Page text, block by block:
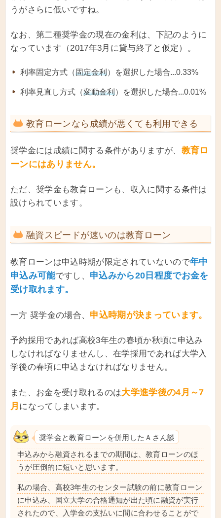
うがさらに低いですね。
なお、第二種奨学金の現在の金利は、下記のように
なっています（2017年3月に貸与終了と仮定）。
利率固定方式（固定金利）を選択した場合...0.33%
利率見直し方式（変動金利）を選択した場合...0.01%
教育ローンなら成績が悪くても利用できる
奨学金には成績に関する条件がありますが、 教育ロ
ーンにはありません。
ただ、奨学金も教育ローンも、収入に関する条件は
設けられています。
融資スピードが速いのは教育ローン
教育ローンは申込時期が限定されていないので年中
申込み可能ですし、 申込みから20日程度でお金を
受け取れます。
一方 奨学金の場合、 申込時期が決まっています。
予約採用であれば高校3年生の春頃か秋頃に申込み
しなければなりませんし、在学採用であれば大学入
学後の春頃に申込まなければなりません。
また、お金を受け取れるのは大学進学後の4月～7
月 になってしまいます。
奨学金と教育ローンを併用したＡさん談
申込みから融資されるまでの期間は、教育ローンのほ
うが圧倒的に短いと思います。
私の場合、高校3年生のセンター試験の前に教育ローン
に申込み、国立大学の合格通知が出た頃に融資が実行
されたので、入学金の支払いに間に合わせることがで